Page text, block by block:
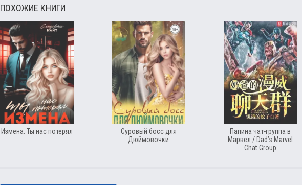
ПОХОЖИЕ КНИГИ
Измена. Ты нас потерял
Суровый босс для
Дюймовочки
Папина чат-группа в
Марвел / Dad’s Marvel
Chat Group